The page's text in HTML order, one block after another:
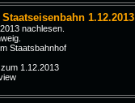
1.12.2013
nachlesen.
Staatsbahnhof
1.12.2013